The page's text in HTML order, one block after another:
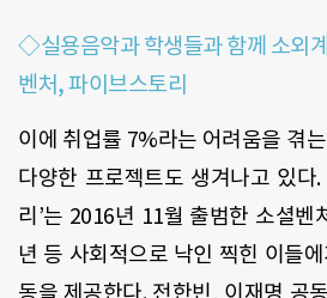
◇실용음악과 학생들과 함께 소외
벤처, 파이브스토리
이에 취업률 7%라는 어려움을 겪
다양한 프로젝트도 생겨나고 있다
리’는 2016년 11월 출범한 소셜벤
년 등 사회적으로 낙인 찍힌 이들